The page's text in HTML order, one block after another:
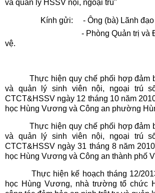
và quản lý HSSV nội, ngoại trú"
Kính gửi: - Ông (bà) Lãnh đạo
- Phòng Quản trị và Đời
vệ.
Thực hiện quy chế phối hợp đảm
và quản lý sinh viên nội, ngoại trú
CTCT&HSSV ngày 12 tháng 10 năm
học Hùng Vương và Công an phường
Thực hiện quy chế phối hợp đảm
và quản lý sinh viên nội, ngoại trú
CTCT&HSSV ngày 31 tháng 8 năm
học Hùng Vương và Công an thành phố
Thực hiện kế hoạch tháng 12/
học Hùng Vương, nhà trường tổ chức